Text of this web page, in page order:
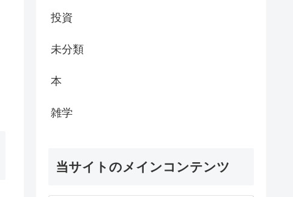
投資
未分類
本
雑学
当サイトのメインコンテンツ